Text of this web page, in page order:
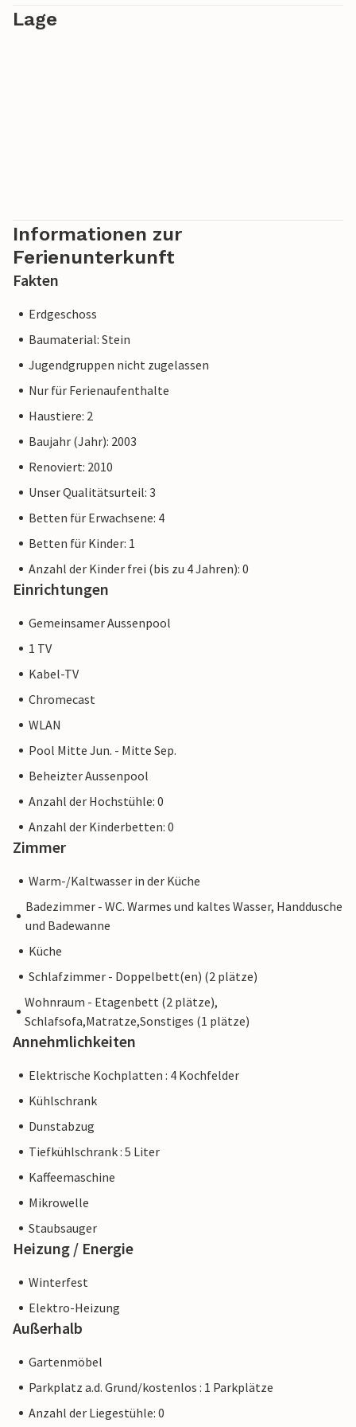
Lage
Informationen zur
Ferienunterkunft
Fakten
Erdgeschoss
Baumaterial: Stein
Jugendgruppen nicht zugelassen
Nur für Ferienaufenthalte
Haustiere: 2
Baujahr (Jahr): 2003
Renoviert: 2010
Unser Qualitätsurteil: 3
Betten für Erwachsene: 4
Betten für Kinder: 1
Anzahl der Kinder frei (bis zu 4 Jahren): 0
Einrichtungen
Gemeinsamer Aussenpool
1 TV
Kabel-TV
Chromecast
WLAN
Pool Mitte Jun. - Mitte Sep.
Beheizter Aussenpool
Anzahl der Hochstühle: 0
Anzahl der Kinderbetten: 0
Zimmer
Warm-/Kaltwasser in der Küche
Badezimmer - WC. Warmes und kaltes Wasser, Handdusche
und Badewanne
Küche
Schlafzimmer - Doppelbett(en) (2 plätze)
Wohnraum - Etagenbett (2 plätze),
Schlafsofa,Matratze,Sonstiges (1 plätze)
Annehmlichkeiten
Elektrische Kochplatten : 4 Kochfelder
Kühlschrank
Dunstabzug
Tiefkühlschrank : 5 Liter
Kaffeemaschine
Mikrowelle
Staubsauger
Heizung / Energie
Winterfest
Elektro-Heizung
Außerhalb
Gartenmöbel
Parkplatz a.d. Grund/kostenlos : 1 Parkplätze
Anzahl der Liegestühle: 0